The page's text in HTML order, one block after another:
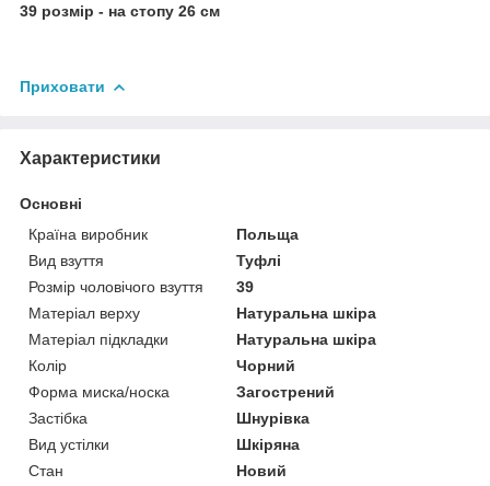
39 розмір - на стопу 26 см
Приховати
Характеристики
Основні
Країна виробник
Польща
Вид взуття
Туфлі
Розмір чоловічого взуття
39
Матеріал верху
Натуральна шкіра
Матеріал підкладки
Натуральна шкіра
Колір
Чорний
Форма миска/носка
Загострений
Застібка
Шнурівка
Вид устілки
Шкіряна
Стан
Новий